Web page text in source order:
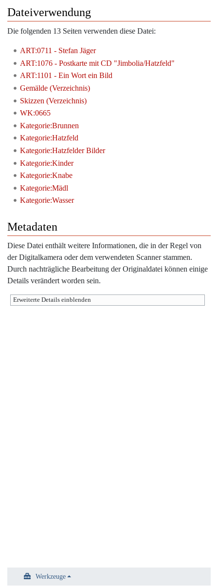
Dateiverwendung
Die folgenden 13 Seiten verwenden diese Datei:
ART:0711 - Stefan Jäger
ART:1076 - Postkarte mit CD "Jimbolia/Hatzfeld"
ART:1101 - Ein Wort ein Bild
Gemälde (Verzeichnis)
Skizzen (Verzeichnis)
WK:0665
Kategorie:Brunnen
Kategorie:Hatzfeld
Kategorie:Hatzfelder Bilder
Kategorie:Kinder
Kategorie:Knabe
Kategorie:Mädl
Kategorie:Wasser
Metadaten
Diese Datei enthält weitere Informationen, die in der Regel von
der Digitalkamera oder dem verwendeten Scanner stammen.
Durch nachträgliche Bearbeitung der Originaldatei können einige
Details verändert worden sein.
Erweiterte Details einblenden
Werkzeuge